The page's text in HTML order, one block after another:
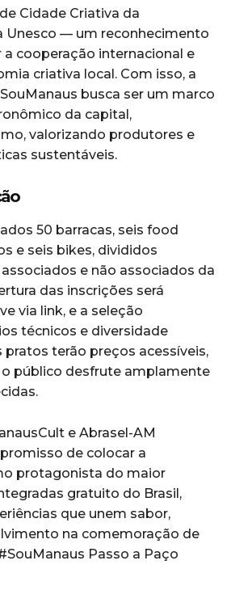
Cidade Criativa da
Unesco — um reconhecimento
cooperação internacional e
criativa local. Com isso, a
busca ser um marco
da capital,
valorizando produtores e
sustentáveis.
50 barracas, seis food
e seis bikes, divididos
e não associados da
das inscrições será
via link, e a seleção
técnicos e diversidade
pratos terão preços acessíveis,
público desfrute amplamente
e Abrasel-AM
de colocar a
protagonista do maior
gratuito do Brasil,
que unem sabor,
na comemoração de
Passo a Paço